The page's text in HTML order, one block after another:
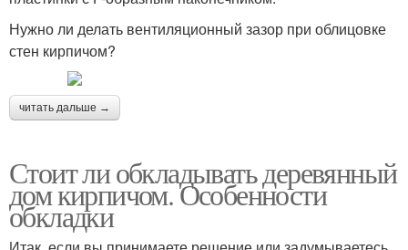
Нужно ли делать вентиляционный зазор при облицовке
стен кирпичом?
читать дальше →
Стоит ли обкладывать деревянный
дом кирпичом. Особенности
обкладки